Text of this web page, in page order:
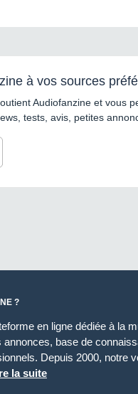
à vos sources
Audiofanzine et vous
tests, avis, petites
?
en ligne dédiée à la
annonces, base de
Depuis 2000, notre
la suite